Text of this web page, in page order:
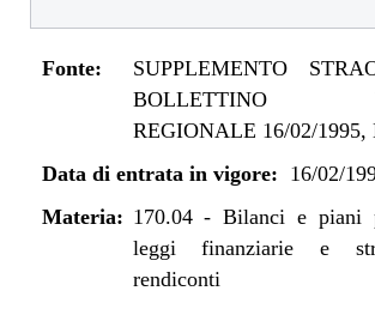
Fonte:
SUPPLEMENTO
BOLLETTINO
REGIONALE 16/02/1995,
Data di entrata in vigore: 16/02/
Materia: 170.04-Bilanci e piani
leggi finanziarie e
rendiconti